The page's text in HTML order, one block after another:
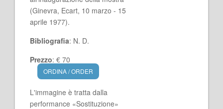
(Ginevra, Ecart, 10 marzo - 15
aprile 1977).
Bibliografia: N. D.
Prezzo: € 70
ORDINA / ORDER
L'immagine è tratta dalla
performance «Sostituzione»